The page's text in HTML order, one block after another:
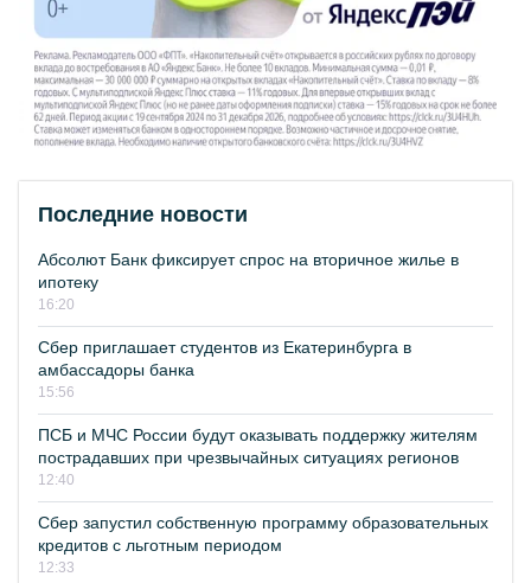
Последние новости
Абсолют Банк фиксирует спрос на вторичное жилье в
ипотеку
16:20
Сбер приглашает студентов из Екатеринбурга в
амбассадоры банка
15:56
ПСБ и МЧС России будут оказывать поддержку жителям
пострадавших при чрезвычайных ситуациях регионов
12:40
Сбер запустил собственную программу образовательных
кредитов с льготным периодом
12:33